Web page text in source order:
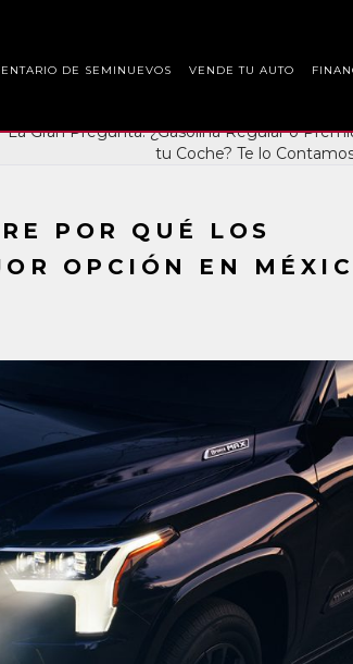
DE SEMINUEVOS VENDE TU AUTO
La Gran Pregunta: ¿Gasolina Regular o
tu Coche? Te lo
POR QUÉ LOS
OPCIÓN EN